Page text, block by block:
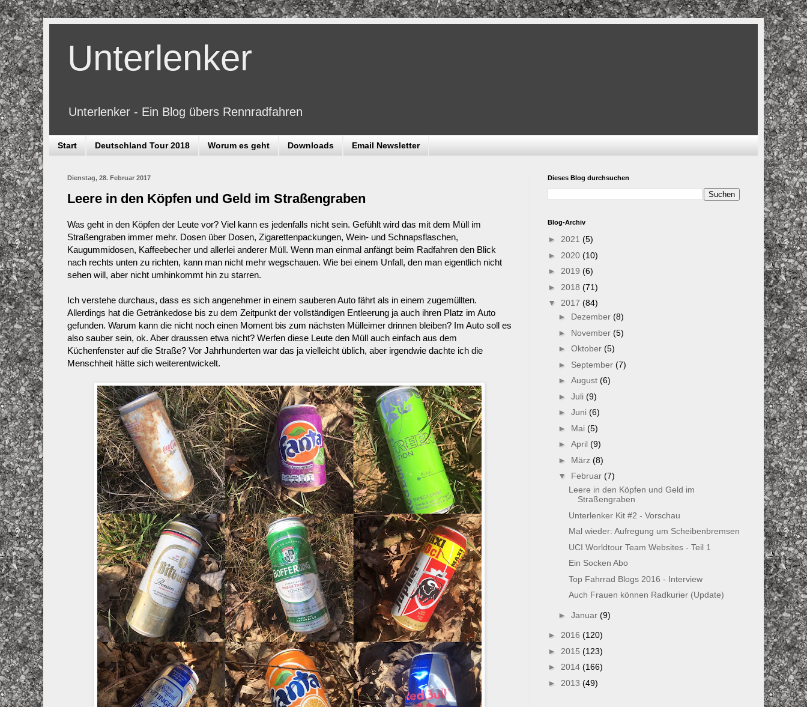
Unterlenker
Unterlenker - Ein Blog übers Rennradfahren
Start Deutschland Tour 2018 Worum es geht Downloads Email Newsletter
Dienstag, 28. Februar 2017
Leere in den Köpfen und Geld im Straßengraben
Was geht in den Köpfen der Leute vor? Viel kann es jedenfalls nicht sein. Gefühlt wird das mit dem Müll im
Straßengraben immer mehr. Dosen über Dosen, Zigarettenpackungen, Wein- und Schnapsflaschen,
Kaugummidosen, Kaffeebecher und allerlei anderer Müll. Wenn man einmal anfängt beim Radfahren den Blick
nach rechts unten zu richten, kann man nicht mehr wegschauen. Wie bei einem Unfall, den man eigentlich nicht
sehen will, aber nicht umhinkommt hin zu starren.
Ich verstehe durchaus, dass es sich angenehmer in einem sauberen Auto fährt als in einem zugemüllten.
Allerdings hat die Getränkedose bis zu dem Zeitpunkt der vollständigen Entleerung ja auch ihren Platz im Auto
gefunden. Warum kann die nicht noch einen Moment bis zum nächsten Mülleimer drinnen bleiben? Im Auto soll es
also sauber sein, ok. Aber draussen etwa nicht? Werfen diese Leute den Müll auch einfach aus dem
Küchenfenster auf die Straße? Vor Jahrhunderten war das ja vielleicht üblich, aber irgendwie dachte ich die
Menschheit hätte sich weiterentwickelt.
Dieses Blog durchsuchen
Blog-Archiv
► 2021 (5)
► 2020 (10)
► 2019 (6)
► 2018 (71)
▼ 2017 (84)
► Dezember (8)
► November (5)
► Oktober (5)
► September (7)
► August (6)
► Juli (9)
► Juni (6)
► Mai (5)
► April (9)
► März (8)
▼ Februar (7)
Leere in den Köpfen und Geld im
Straßengraben
Unterlenker Kit #2 - Vorschau
Mal wieder: Aufregung um Scheibenbremsen
UCI Worldtour Team Websites - Teil 1
Ein Socken Abo
Top Fahrrad Blogs 2016 - Interview
Auch Frauen können Radkurier (Update)
► Januar (9)
► 2016 (120)
► 2015 (123)
► 2014 (166)
► 2013 (49)